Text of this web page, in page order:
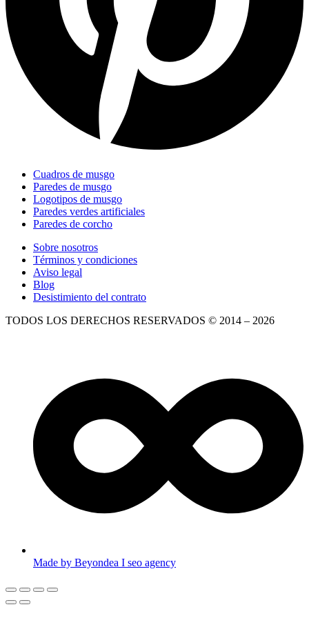
Cuadros de musgo
Paredes de musgo
Logotipos de musgo
Paredes verdes artificiales
Paredes de corcho
Sobre nosotros
Términos y condiciones
Aviso legal
Blog
Desistimiento del contrato
TODOS LOS DERECHOS RESERVADOS © 2014 – 2026
Made by Beyondea I seo agency